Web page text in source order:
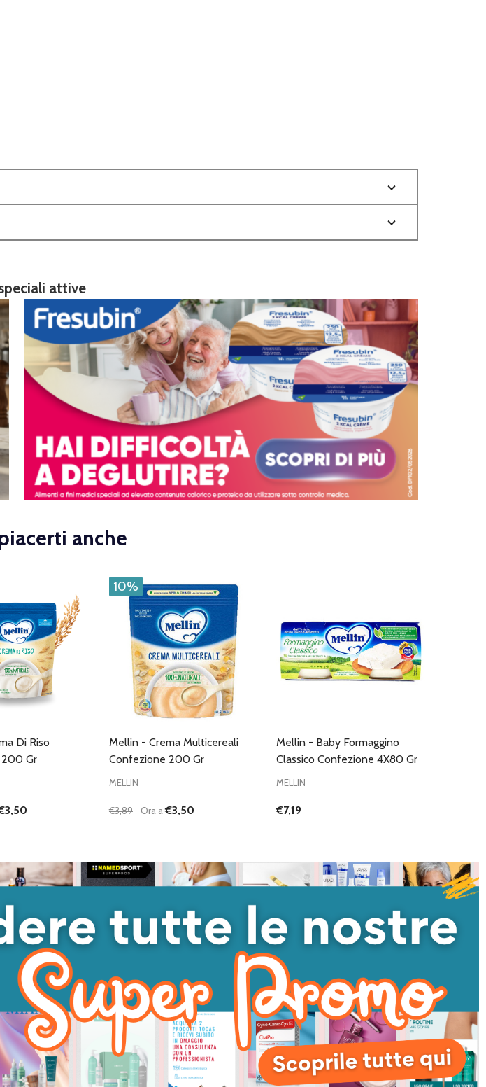
attive
anche
Di Riso
Gr
10%
Mellin - Crema Multicereali
Confezione 200 Gr
MELLIN
€3,89 Ora a€3,50
Mellin - Baby Formaggino
Classico Confezione 4X80 Gr
MELLIN
€7,19